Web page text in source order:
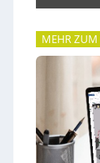
MEHR